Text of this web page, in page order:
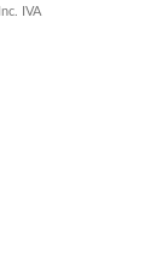
Inc. IVA